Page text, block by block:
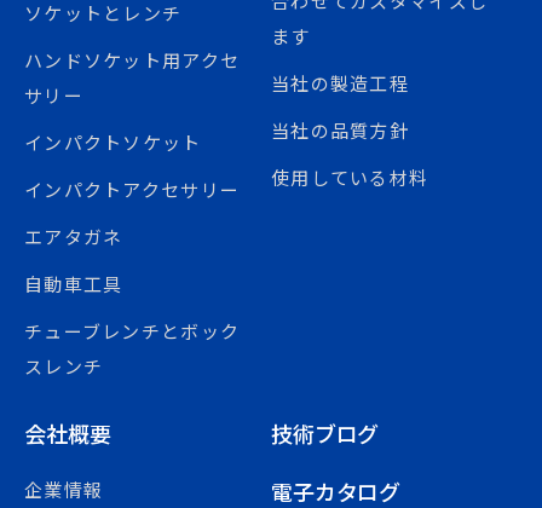
ソケットとレンチ
ハンドソケット用アクセ
サリー
インパクトソケット
インパクトアクセサリー
エアタガネ
自動車工具
チューブレンチとボック
スレンチ
ます
当社の製造工程
当社の品質方針
使用している材料
会社概要
企業情報
技術ブログ
電子カタログ